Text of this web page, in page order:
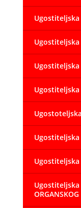
Ugostiteljska
Ugostiteljska
Ugostiteljska
Ugostiteljska
Ugostiteljska
Ugostiteljska
Ugostiteljska